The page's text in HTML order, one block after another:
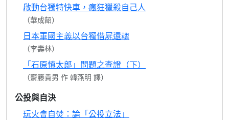
啟動台獨特快車，瘋狂獵殺自己人
（華成韶）
日本軍國主義以台獨借屍還魂
（李壽林）
「石原慎太郎」問題之查證（下）
（齋籐貴男 作 韓燕明 譯）
公投與自決
玩火會自焚：論「公投立法」